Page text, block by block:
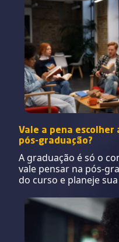
Vale a pena escolher
pós-graduação?
A graduação é só o
vale pensar na pós-
do curso e planeje